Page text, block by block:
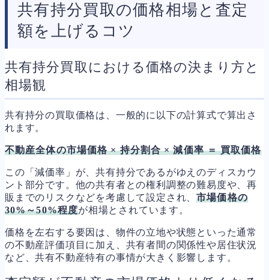
共有持分買取の価格相場と査定
額を上げるコツ
共有持分買取における価格の決まり方と
相場観
共有持分の買取価格は、一般的に以下の計算式で算出さ
れます。
不動産全体の市場価格 × 持分割合 × 減価率 ＝ 買取価格
この「減価率」が、共有持分であるがゆえのディスカウ
ント部分です。他の共有者との権利調整の難易度や、再
販までのリスクなどを考慮して設定され、市場価格の
30%～50%程度が相場とされています。
価格を左右する要因は、物件の立地や状態といった通常
の不動産評価項目に加え、共有者間の関係性や居住状況
など、共有不動産特有の事情が大きく影響します。